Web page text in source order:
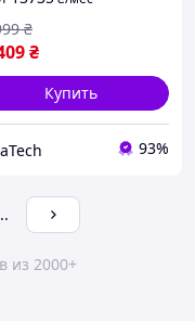
₴
₴
Купить
93%
из 2000+